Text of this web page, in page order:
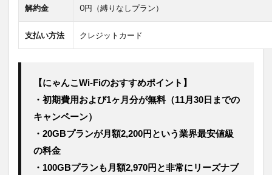
由と
は
8.1
高に
なる
傾向
があ
る
8.2
無制
限プ
解約金 0円（縛りなしプラン）
支払い方法 クレジットカード
【にゃんこWi-Fiのおすすめポイント】
・初期費用および1ヶ月分が無料（11月30日までの
キャンペーン）
・20GBプランが月額2,200円という業界最安値級
の料金
・100GBプランも月額2,970円と非常にリーズナブ